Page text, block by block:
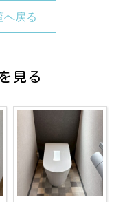
へ戻る
見る